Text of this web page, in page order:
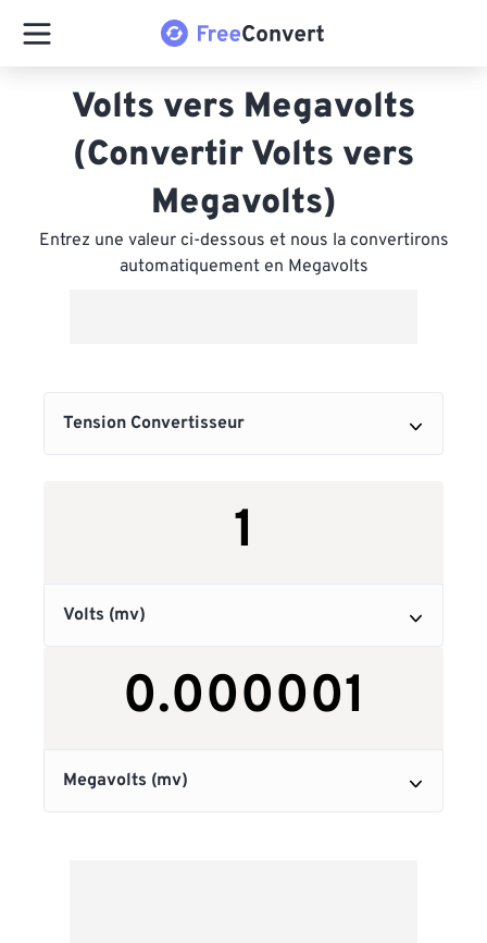
Volts vers Megavolts
(Convertir Volts vers
Megavolts)
Entrez une valeur ci-dessous et nous la convertirons
automatiquement en Megavolts